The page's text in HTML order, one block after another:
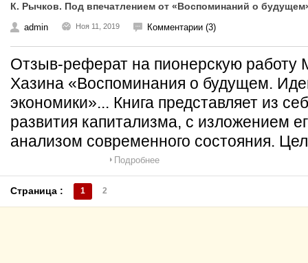
К. Рычков. Под впечатлением от «Воспоминаний о
admin Ноя 11, 2019 Комментарии (3)
Отзыв-реферат на пионерскую работу
Хазина «Воспоминания о будущем.
экономики»... Книга представляет из
развития капитализма, с изложением
анализом современного состояния.
Подробнее
Страница : 1 2